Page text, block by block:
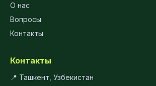
О нас
Вопросы
Контакты
Контакты
📍 Ташкент, Узбекистан